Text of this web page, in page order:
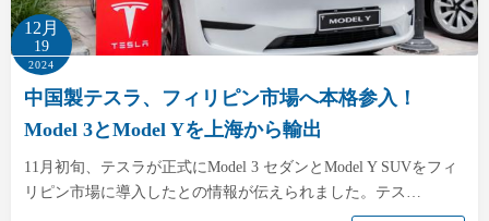
12月
19
2024
中国製テスラ、フィリピン市場へ本格参入！
Model 3とModel Yを上海から輸出
11月初旬、テスラが正式にModel 3 セダンとModel Y SUVをフィ
リピン市場に導入したとの情報が伝えられました。テス…